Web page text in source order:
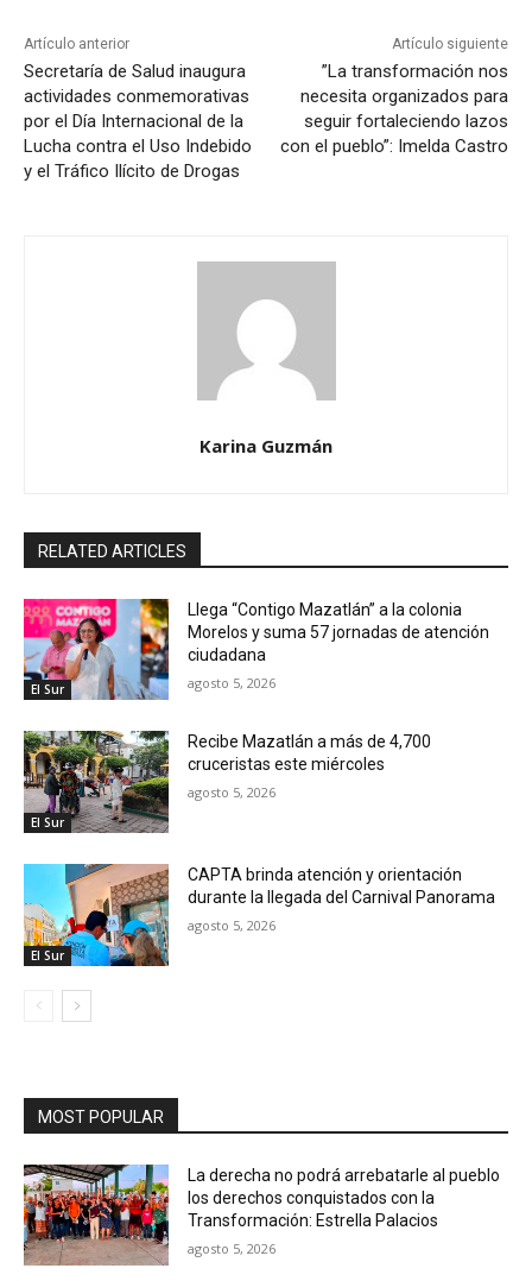
Artículo anterior
Secretaría de Salud inaugura
actividades conmemorativas
por el Día Internacional de la
Lucha contra el Uso Indebido
y el Tráfico Ilícito de Drogas
Artículo siguiente
”La transformación nos
necesita organizados para
seguir fortaleciendo lazos
con el pueblo”: Imelda Castro
Karina Guzmán
RELATED ARTICLES
El Sur
Llega “Contigo Mazatlán” a la colonia
Morelos y suma 57 jornadas de atención
ciudadana
agosto 5, 2026
El Sur
Recibe Mazatlán a más de 4,700
cruceristas este miércoles
agosto 5, 2026
El Sur
CAPTA brinda atención y orientación
durante la llegada del Carnival Panorama
agosto 5, 2026
MOST POPULAR
La derecha no podrá arrebatarle al pueblo
los derechos conquistados con la
Transformación: Estrella Palacios
agosto 5, 2026